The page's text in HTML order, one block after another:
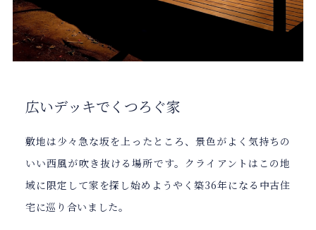
広いデッキでくつろぐ家
敷地は少々急な坂を上ったところ、景色がよく気持ちの
いい西風が吹き抜ける場所です。クライアントはこの地
域に限定して家を探し始めようやく築36年になる中古住
宅に巡り合いました。